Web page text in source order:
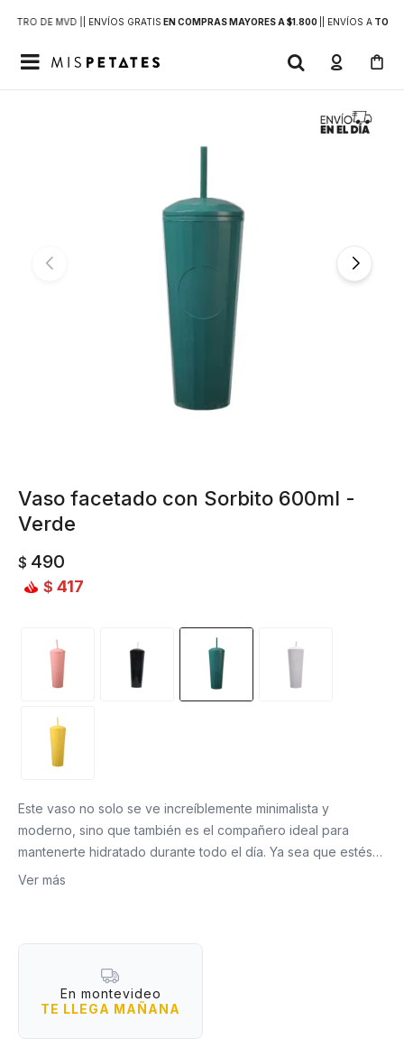
DE MVD | | ENVÍOS GRATIS EN COMPRAS MAYORES A $1.800 | ENVÍOS ATODO

Vaso facetado con Sorbito 600ml -
Verde
$ 490
$ 417
Este vaso no solo se ve increíblemente minimalista y
moderno, sino que también es el compañero ideal para
mantenerte hidratado durante todo el día. Ya sea que estés
en la oficina, en el gym o de paseo, este vaso con sorbete lo
rellenando cada rato.
- Incluye sorbete reutilizable para tomar tus bebidas favoritas
Ver más
En montevideo
TE LLEGA MAÑANA